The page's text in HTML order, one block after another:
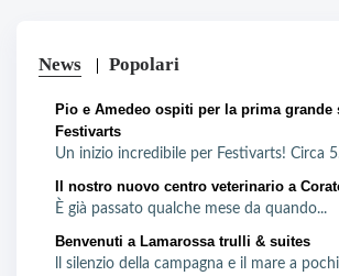
News Popolari
Pio e Amedeo ospiti per la prima grande
Festivarts
Un inizio incredibile per Festivarts! Circa
Il nostro nuovo centro veterinario a
È già passato qualche mese da quando...
Benvenuti a Lamarossa trulli & suites
ll silenzio della campagna e il mare a